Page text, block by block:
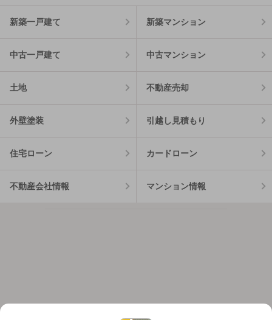
新築一戸建て 新築マンション
中古一戸建て 中古マンション
土地 不動産売却
外壁塗装 引越し見積もり
住宅ローン カードローン
不動産会社情報 マンション情報